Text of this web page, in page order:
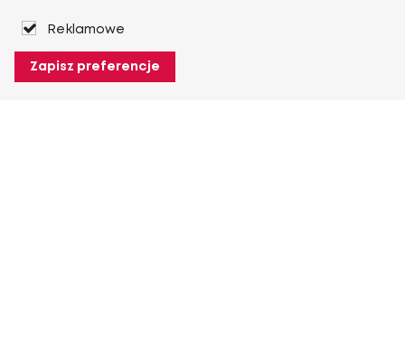
Reklamowe
Zapisz preferencje